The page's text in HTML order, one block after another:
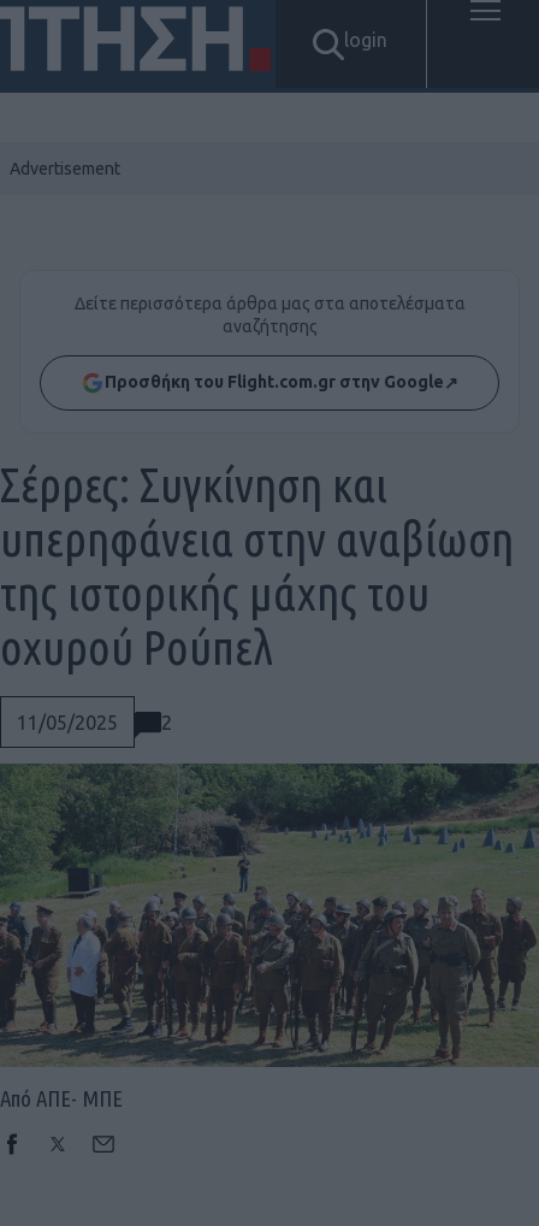
login
Social
Δείτε περισσότερα άρθρα μας στα αποτελέσματα
αναζήτησης
Προσθήκη του Flight.com.gr στην Google↗
11/05/2025 2
Σέρρες: Συγκίνηση και
υπερηφάνεια στην αναβίωση
της ιστορικής μάχης του
οχυρού Ρούπελ
Από ΑΠΕ- ΜΠΕ